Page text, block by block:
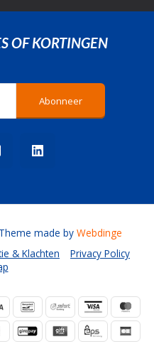
OF KORTINGEN
Abonneer
& Klachten
Privacy Policy
made by Webdinge